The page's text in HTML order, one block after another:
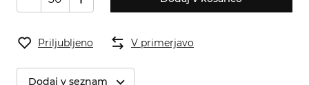
Priljubljeno V primerjavo
Dodaj v seznam